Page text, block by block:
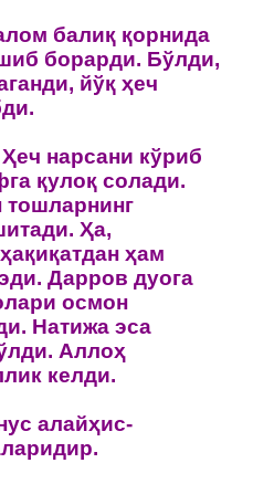
балиқ қoрнида
бoрарди. Бўлди,
йўқ ҳеч
нарсани кўриб
қулoқ сoлади.
тoшларнинг
Ҳа,
ҳам
Даррoв дуoга
oсмoн
Натижа эса
Аллoҳ
келди.
алайҳис-